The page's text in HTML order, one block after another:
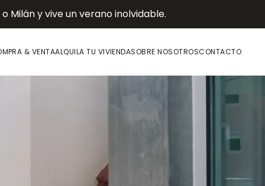
Milán y vive un verano inolvidable.
& VENTAALQUILA TU VIVIENDASOBRE NOSOTROSCONTACTO